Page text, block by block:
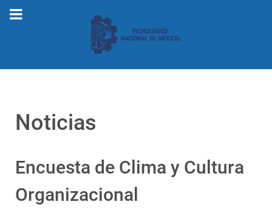
Noticias
Encuesta de Clima y Cultura
Organizacional